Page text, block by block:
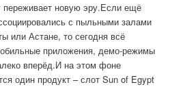
переживает новую эру.Если ещё
с пыльными залами
или Астане, то сегодня всё
приложения, демо-режимы
вперёд.И на этом фоне
один продукт – слот Sun of Egypt